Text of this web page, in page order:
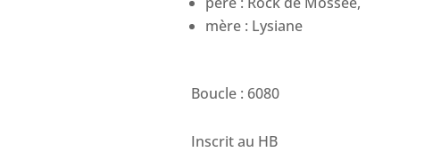
mère : Lysiane
Boucle : 6080
Inscrit au HB